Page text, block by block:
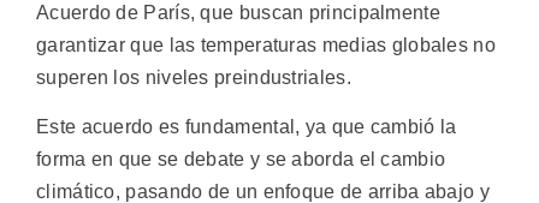
Acuerdo de París, que buscan principalmente
garantizar que las temperaturas medias globales no
superen los niveles preindustriales.
Este acuerdo es fundamental, ya que cambió la
forma en que se debate y se aborda el cambio
climático, pasando de un enfoque de arriba abajo y